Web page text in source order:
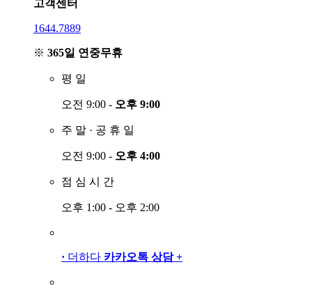
고객센터
1644.7889
※ 365일 연중무휴
평 일
오전 9:00 - 오후 9:00
주 말 · 공 휴 일
오전 9:00 - 오후 4:00
점 심 시 간
오후 1:00 - 오후 2:00
· 더하다 카카오톡 상담 +